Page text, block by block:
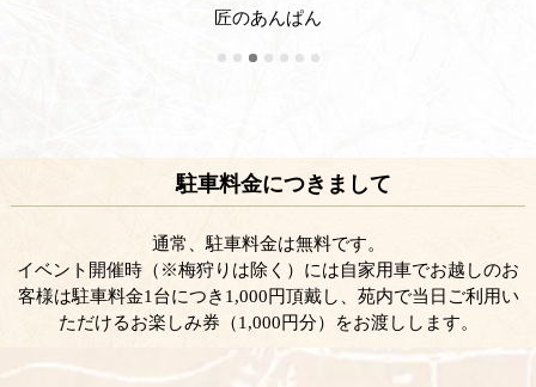
匠のあんぱん
駐車料金につきまして
通常、駐車料金は無料です。
イベント開催時（※梅狩りは除く）には自家用車でお越しのお
客様は駐車料金1台につき1,000円頂戴し、苑内で当日ご利用い
ただけるお楽しみ券（1,000円分）をお渡しします。